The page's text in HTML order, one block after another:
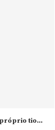
próprio tio...